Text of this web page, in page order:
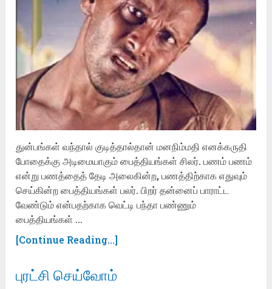
துன்பங்கள் வந்தால் குடித்தால்தான் மனநிம்மதி எனக்கருதி
போதைக்கு அடிமையாகும் பைத்தியங்கள் சிலர். பணம் பணம்
என்று பணத்தைத் தேடி அலைகின்ற, பணத்திற்காக எதுவும்
செய்கின்ற பைத்தியங்கள் பலர். பிறர் தன்னைப் பாராட்ட
வேண்டும் என்பதற்காக வெட்டி பந்தா பண்ணும்
பைத்தியங்கள் …
[Continue Reading...]
புரட்சி செய்வோம்